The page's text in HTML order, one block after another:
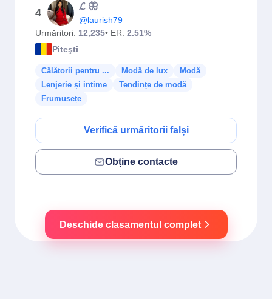
4
𝓛 🦋
@laurish79
Urmăritori: 12,235• ER: 2.51%
Piteşti
Călătorii pentru ... Modă de lux
Modă
Lenjerie și intime
Tendințe de modă
Frumusețe
Verifică urmăritorii falși
Obține contacte
Deschide clasamentul complet